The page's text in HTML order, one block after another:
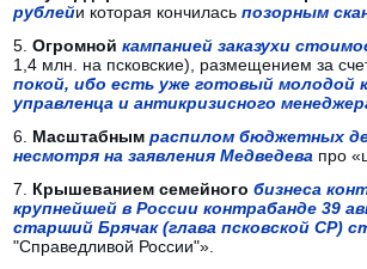
рублейи которая кончилась позорным
5. Огромной кампанией заказухи
1,4 млн. на псковские), размещением за
покой, ибо есть уже готовый молодой
управленца и антикризисного
6. Масштабным распилом бюджетных
несмотря на заявления Медведева про
7. Крышеванием семейного бизнеса
крупнейшей в России контрабанде 39
старший Брячак (глава псковской СР)
"Справедливой России"».